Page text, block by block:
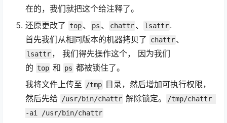
在的，我们就把这个给注释了。
还原更改了 top、 ps 、 chattr、 lsattr.
首先我们从相同版本的机器拷贝了
chattr、
lsattr ， 我们得先操作这个， 因为我们
的 top 和 ps 都被锁住了。
我将文件上传至
/tmp 目录，然后增加可执行权限，
然后先给
/usr/bin/chattr 解除锁定。
/tmp/chattr
-ai /usr/bin/chattr